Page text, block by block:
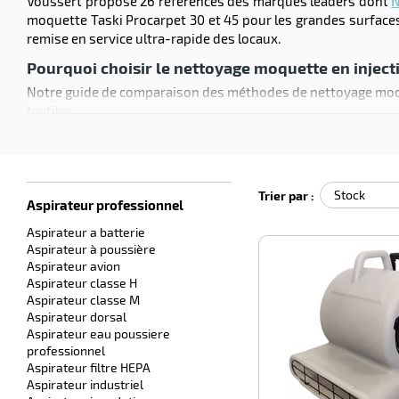
moquette Taski Procarpet 30 et 45 pour les grandes
remise en service ultra-rapide des locaux.
Pourquoi choisir le nettoyage moquette en
Notre guide de comparaison des méthodes de nettoyage
Cette méthode de nettoyage intégrant une solution d'eau
Trier par :
Aspirateur professionnel
Aspirateur a batterie
Aspirateur à poussière
Aspirateur avion
Aspirateur classe H
Aspirateur classe M
Aspirateur dorsal
Aspirateur eau poussiere
professionnel
Aspirateur filtre HEPA
Aspirateur industriel